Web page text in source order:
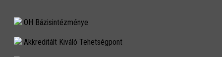
OH Bázisintézménye
Akkreditált Kiváló Tehetségpont